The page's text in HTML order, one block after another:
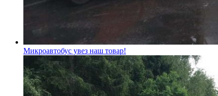
Микроавтобус увез наш товар!